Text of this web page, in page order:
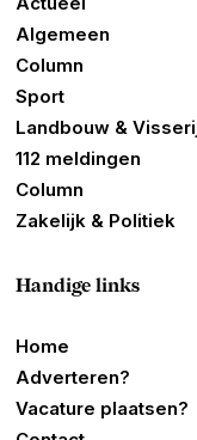
Algemeen
Column
Sport
Landbouw &
112 meldingen
Column
Zakelijk & Politiek
Handige links
Home
Adverteren?
Vacature plaatsen?